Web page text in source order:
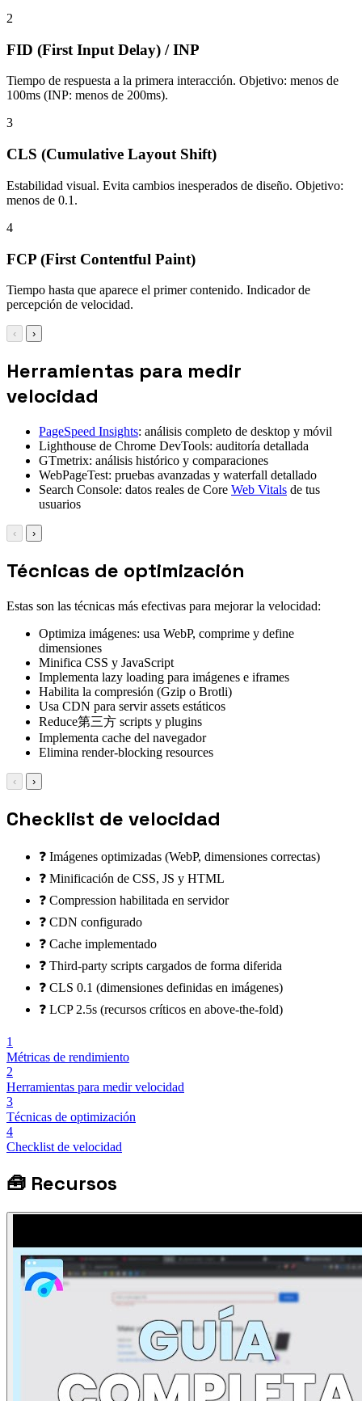
2
FID (First Input Delay) / INP
Tiempo de respuesta a la primera interacción. Objetivo: menos de
100ms (INP: menos de 200ms).
3
CLS (Cumulative Layout Shift)
Estabilidad visual. Evita cambios inesperados de diseño. Objetivo:
menos de 0.1.
4
FCP (First Contentful Paint)
Tiempo hasta que aparece el primer contenido. Indicador de
percepción de velocidad.
‹ ›
Herramientas para medir
velocidad
PageSpeed Insights: análisis completo de desktop y móvil
Lighthouse de Chrome DevTools: auditoría detallada
GTmetrix: análisis histórico y comparaciones
WebPageTest: pruebas avanzadas y waterfall detallado
Search Console: datos reales de Core Web Vitals de tus
usuarios
‹ ›
Técnicas de optimización
Estas son las técnicas más efectivas para mejorar la velocidad:
Optimiza imágenes: usa WebP, comprime y define
dimensiones
Minifica CSS y JavaScript
Implementa lazy loading para imágenes e iframes
Habilita la compresión (Gzip o Brotli)
Usa CDN para servir assets estáticos
Reduce第三方 scripts y plugins
Implementa cache del navegador
Elimina render-blocking resources
‹ ›
Checklist de velocidad
❓ Imágenes optimizadas (WebP, dimensiones correctas)
❓ Minificación de CSS, JS y HTML
❓ Compression habilitada en servidor
❓ CDN configurado
❓ Cache implementado
❓ Third-party scripts cargados de forma diferida
❓ CLS 0.1 (dimensiones definidas en imágenes)
❓ LCP 2.5s (recursos críticos en above-the-fold)
1
Métricas de rendimiento
2
Herramientas para medir velocidad
3
Técnicas de optimización
4
Checklist de velocidad
🧰 Recursos